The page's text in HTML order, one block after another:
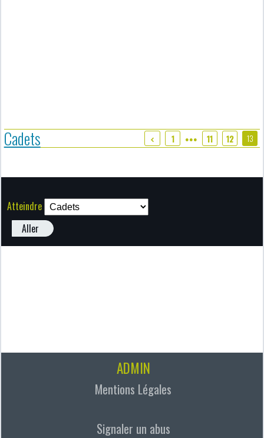
Cadets 1 ●●● 11 12 13
Atteindre
Aller
ADMIN
Mentions Légales
Signaler un abus